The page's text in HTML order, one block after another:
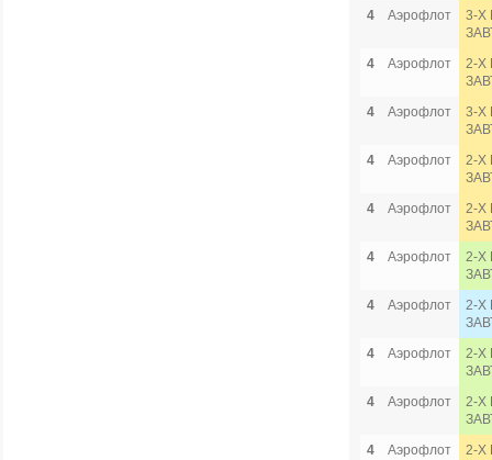
4
Аэрофлот
3-Х
4
Аэрофлот
2-Х
4
Аэрофлот
3-Х
4
Аэрофлот
2-Х
4
Аэрофлот
2-Х
4
Аэрофлот
2-Х
4
Аэрофлот
2-Х
4
Аэрофлот
2-Х
4
Аэрофлот
2-Х
4
Аэрофлот
2-Х